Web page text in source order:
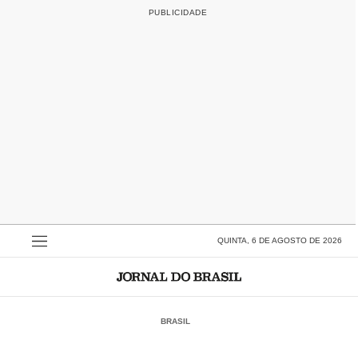
QUINTA, 6 DE AGOSTO DE 2026
BRASIL